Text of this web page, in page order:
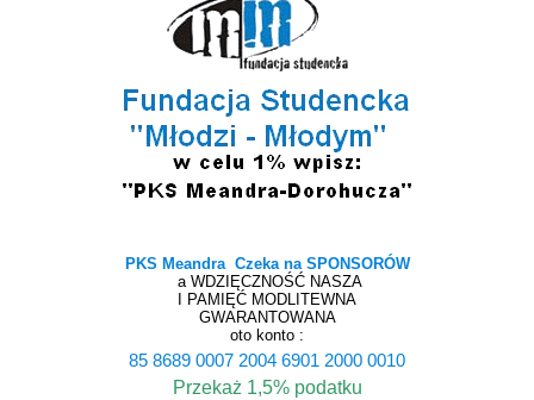
PKS Meandra Czeka na SPONSORÓW
a WDZIĘCZNOŚĆ NASZA
I PAMIĘĆ MODLITEWNA
GWARANTOWANA
oto konto :
85 8689 0007 2004 6901 2000 0010
Przekaż 1,5% podatku